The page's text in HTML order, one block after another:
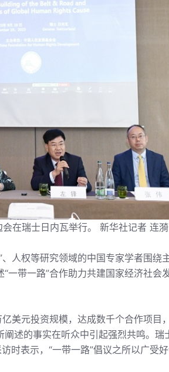
会在瑞士日内瓦举行。 新华社记者 连
人权等研究领域的中国专家学者围绕
一带一路”合作助力共建国家经济社会
美元投资规模，达成数千个合作项目
述的事实在听众中引起强烈共鸣。瑞
时表示，“一带一路”倡议之所以广受